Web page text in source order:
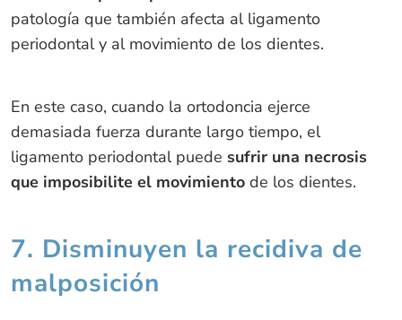
patología que también afecta al ligamento
periodontal y al movimiento de los dientes.
En este caso, cuando la ortodoncia ejerce
demasiada fuerza durante largo tiempo, el
ligamento periodontal puede sufrir una necrosis
que imposibilite el movimientode los dientes.
7. Disminuyen la recidiva de
malposición